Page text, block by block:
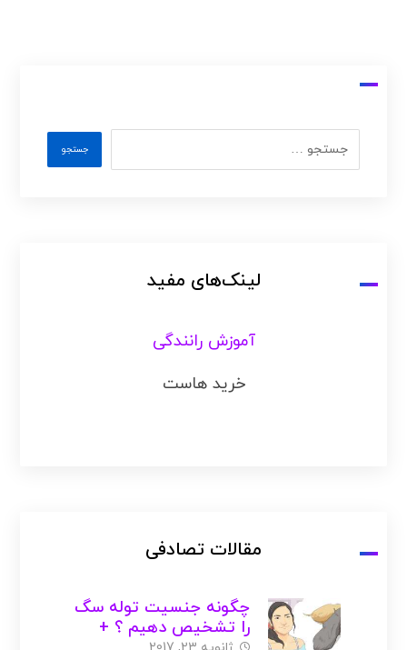
لینک‌های مفید
آموزش رانندگی
خرید هاست
مقالات تصادفی
چگونه جنسیت توله سگ
را تشخیص دهیم ؟ +